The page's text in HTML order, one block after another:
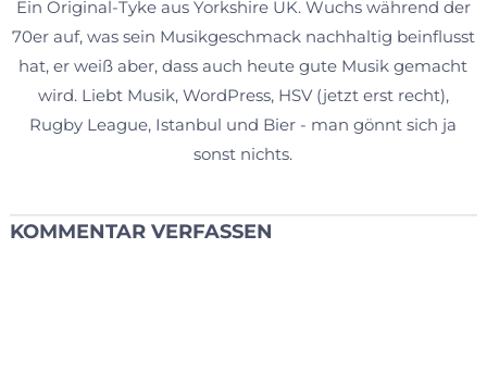
Ein Original-Tyke aus Yorkshire UK. Wuchs während der
70er auf, was sein Musikgeschmack nachhaltig beinflusst
hat, er weiß aber, dass auch heute gute Musik gemacht
wird. Liebt Musik, WordPress, HSV (jetzt erst recht),
Rugby League, Istanbul und Bier - man gönnt sich ja
sonst nichts.
KOMMENTAR VERFASSEN